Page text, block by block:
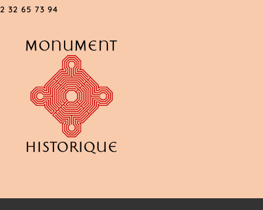
32 65 73 94